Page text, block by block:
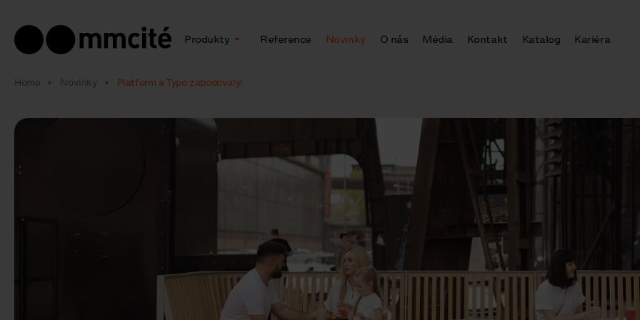
Produkty Reference Novinky O nás Média Kontakt Katalog Kariéra
Home Novinky Platform a Typo zabodovaly!